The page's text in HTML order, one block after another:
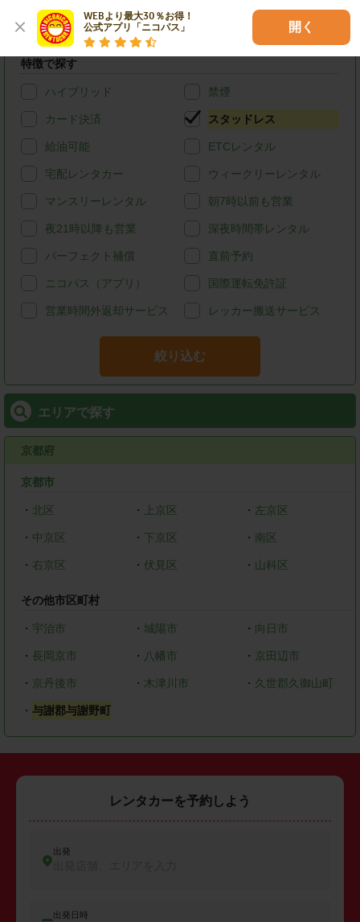
WEBより最大30％お得！
公式アプリ「ニコパス」
開く
(ハイエースバン・キャラバン等)
店舗オリジナル
特徴で探す
ハイブリッド 禁煙
カード決済 スタッドレス
給油可能 ETCレンタル
宅配レンタカー ウィークリーレンタル
マンスリーレンタル 朝7時以前も営業
夜21時以降も営業 深夜時間帯レンタル
パーフェクト補償 直前予約
ニコパス（アプリ） 国際運転免許証
営業時間外返却サービス レッカー搬送サービス
絞り込む
エリアで探す
京都府
京都市
・ 北区 ・ 上京区 ・ 左京区
・ 中京区 ・ 下京区 ・ 南区
・ 右京区 ・ 伏見区 ・ 山科区
その他市区町村
・ 宇治市 ・ 城陽市 ・ 向日市
・ 長岡京市 ・ 八幡市 ・ 京田辺市
・ 京丹後市 ・ 木津川市 ・ 久世郡久御山町
・ 与謝郡与謝野町
レンタカーを予約しよう
出発
出発日時